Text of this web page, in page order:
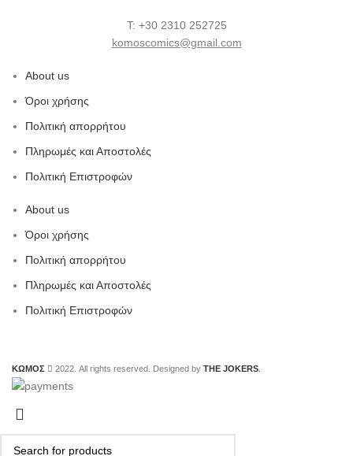
Τ: +30 2310 252725
komoscomics@gmail.com
About us
Όροι χρήσης
Πολιτική απορρήτου
Πληρωμές και Αποστολές
Πολιτική Επιστροφών
About us
Όροι χρήσης
Πολιτική απορρήτου
Πληρωμές και Αποστολές
Πολιτική Επιστροφών
ΚΩΜΟΣ 2022. All rights reserved. Designed by THE JOKERS